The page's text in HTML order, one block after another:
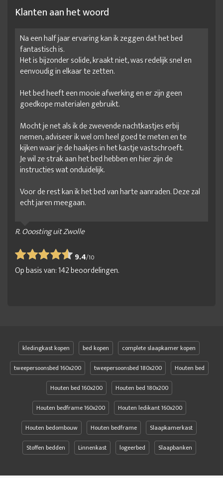
Klanten aan het woord
Na een half jaar ervaring kan ik zeggen dat het bed
fantastisch is.
Het is bijzonder solide, kraakt niet, was redelijk snel en
eenvoudig in elkaar te zetten.
Het bed heeft een mooie afwerking en er zijn geen
goedkope materialen gebruikt.
Mocht je net als ik de zwevende nachtkastjes erbij
nemen, adviseer ik wel om heel goed te meten en te
kijken waar je de haakjes in het kastje vastschroeft.
Je wil ze strak aan het bed hebben en hier zijn de
instructies wat onduidelijk.
Voor de rest kan ik het bed van harte aanraden. Deze zal
echt jaren meegaan.
R. Ooosting uit Zwolle
9.4/10
Op basis van:142beoordelingen.
kledingkast kopen bed kopen
complete slaapkamer kopen
tweepersoonsbed 160x200
tweepersoonsbed 180x200
Houten bed
Houten bed 160x200
Houten bed 180x200
Houten bedframe 160x200
Houten ledikant 160x200
Houten bedombouw
Houten bedframe
Slaapkamerkast
Stoffen bedden
Linnenkast logeerbed Slaapbanken